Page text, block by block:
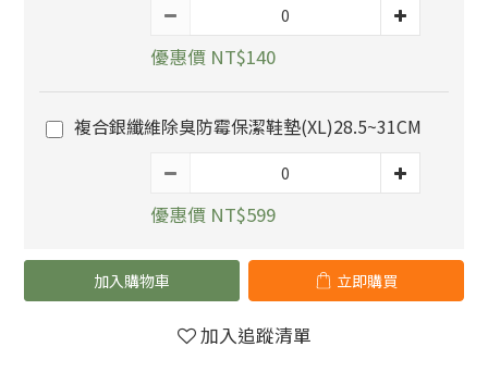
優惠價 NT$140
複合銀纖維除臭防霉保潔鞋墊(XL)28.5~31CM
優惠價 NT$599
加入購物車 立即購買
加入追蹤清單